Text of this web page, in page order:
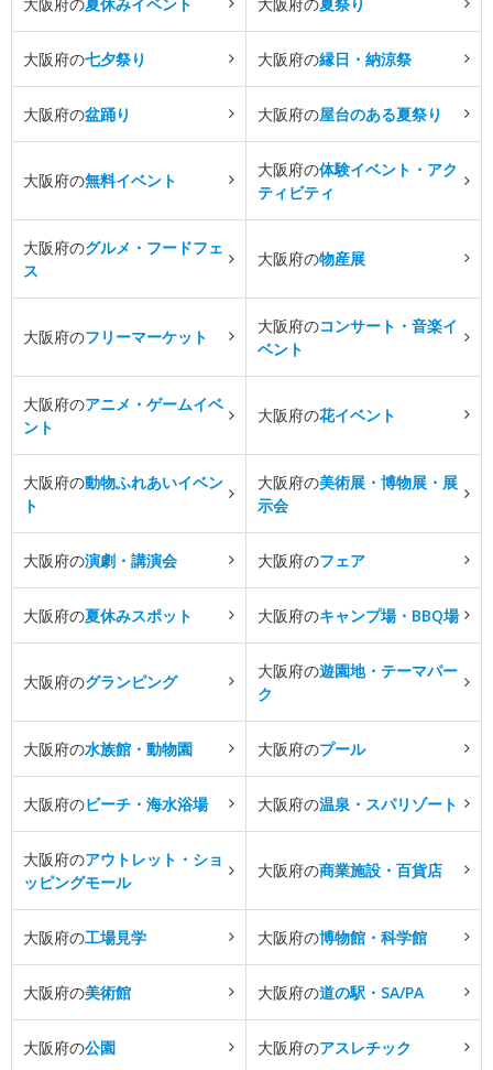
大阪府の七夕祭り 大阪府の縁日・納涼祭
大阪府の盆踊り 大阪府の屋台のある夏祭り
大阪府の無料イベント
大阪府の体験イベント・アク
ティビティ
大阪府のグルメ・フードフェ
ス
大阪府の物産展
大阪府のフリーマーケット
大阪府のコンサート・音楽イ
ベント
大阪府のアニメ・ゲームイベ
ント
大阪府の花イベント
大阪府の動物ふれあいイベン
ト
大阪府の美術展・博物展・展
示会
大阪府の演劇・講演会 大阪府のフェア
大阪府の夏休みスポット 大阪府のキャンプ場・BBQ場
大阪府のグランピング
大阪府の遊園地・テーマパー
ク
大阪府の水族館・動物園 大阪府のプール
大阪府のビーチ・海水浴場 大阪府の温泉・スパリゾート
大阪府のアウトレット・ショ
ッピングモール
大阪府の商業施設・百貨店
大阪府の工場見学 大阪府の博物館・科学館
大阪府の美術館 大阪府の道の駅・SA/PA
大阪府の公園 大阪府のアスレチック